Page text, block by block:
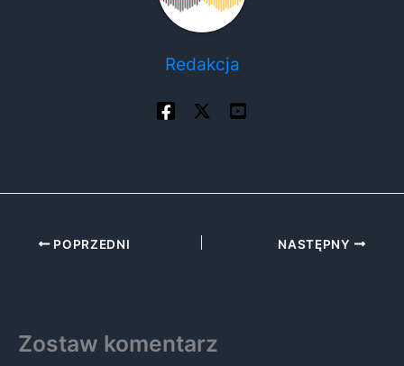
Redakcja
POPRZEDNI NASTĘPNY
Zostaw komentarz